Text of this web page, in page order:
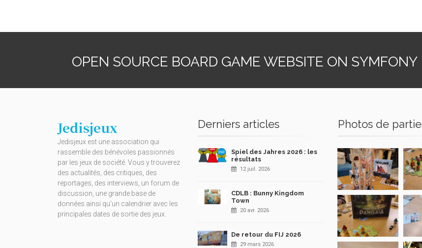
OPEN SOURCE BOARD GAME WEBSITE ON SYMFONY
Jedisjeux
Jedisjeux est une association qui
rassemble des bénévoles passionnés
par les jeux de société. Vous y trouverez
des actualités, des critiques, des
reportages, des interviews, un forum de
discussion, une grande base de
données ainsi qu’un calendrier avec les
principales dates de sortie des jeux.
Derniers articles
Spiel des Jahres 2026 : les
résultats
12 juil. 2026
CDLB : Bunny Kingdom
Town
20 avr. 2026
De retour du FIJ 2026
29 mars 2026
Photos de partie